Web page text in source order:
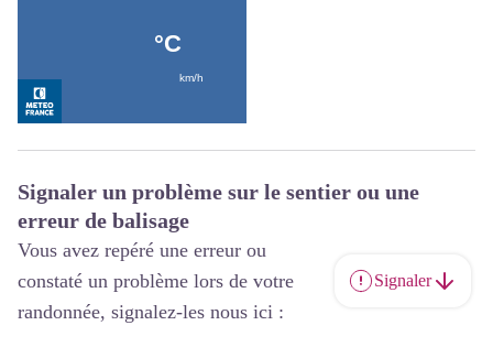
Signaler un problème sur le sentier ou une
erreur de balisage
Vous avez repéré une erreur ou
constaté un problème lors de votre
randonnée, signalez-les nous ici :
Signaler